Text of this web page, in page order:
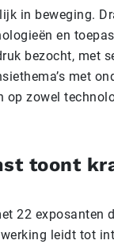
in beweging.
en
bezocht, met
met
op zowel
toont
22 exposanten
leidt tot